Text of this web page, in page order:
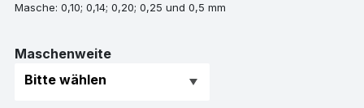
Masche: 0,10; 0,14; 0,20; 0,25 und 0,5 mm
Maschenweite